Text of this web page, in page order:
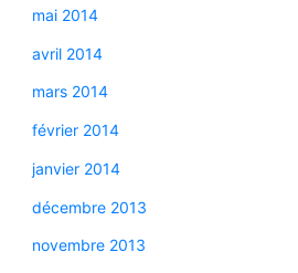
mai 2014
avril 2014
mars 2014
février 2014
janvier 2014
décembre 2013
novembre 2013